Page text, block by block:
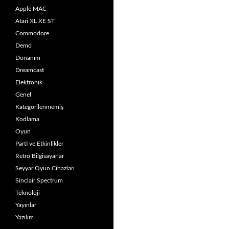
Apple MAC
Atari XL XE ST
Commodore
Demo
Donanım
Dreamcast
Elektronik
Genel
Kategorilenmemiş
Kodlama
Oyun
Parti ve Etkinlikler
Retro Bilgisayarlar
Seyyar Oyun Cihazları
Sinclair Spectrum
Teknoloji
Yayınlar
Yazılım